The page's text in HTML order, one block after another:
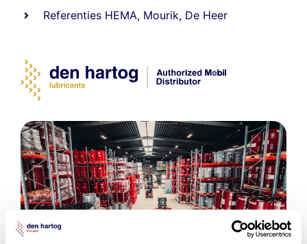
Referenties HEMA, Mourik, De Heer